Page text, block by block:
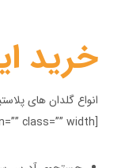
خرید
انواع گلدان های
[box type=”shadow” align=”” class=”” width=””]برای این منظور طی کردن مراحل زیر لازم است: